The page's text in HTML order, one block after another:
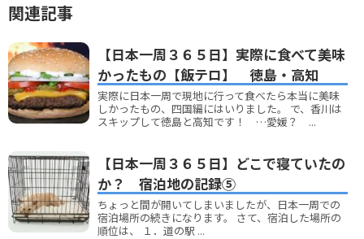
関連記事
【日本一周３６５日】実際に食べて美味
かったもの【飯テロ】 徳島・高知
実際に日本一周で現地に行って食べたら本当に美味
しかったもの、四国編にはいりました。 で、香川は
スキップして徳島と高知です！ …愛媛？ ...
【日本一周３６５日】どこで寝ていたの
か？ 宿泊地の記録⑤
ちょっと間が開いてしまいましたが、日本一周での
宿泊場所の続きになります。 さて、宿泊した場所の
順位は、 １．道の駅 ...